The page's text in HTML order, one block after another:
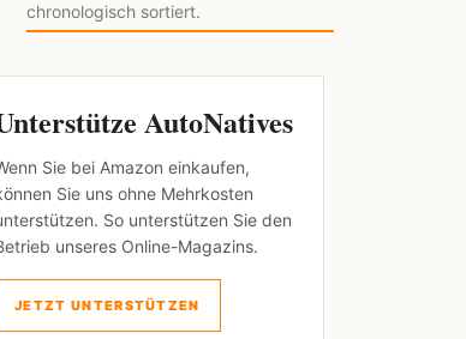
chronologisch sortiert.
AutoNatives
Sie bei Amazon einkaufen,
Sie uns ohne Mehrkosten
So unterstützen Sie den
unseres Online-Magazins.
JETZT UNTERSTÜTZEN